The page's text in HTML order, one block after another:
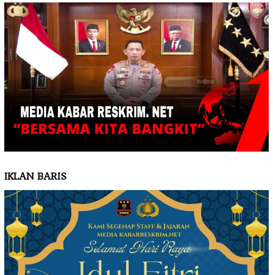
IKLAN BARIS